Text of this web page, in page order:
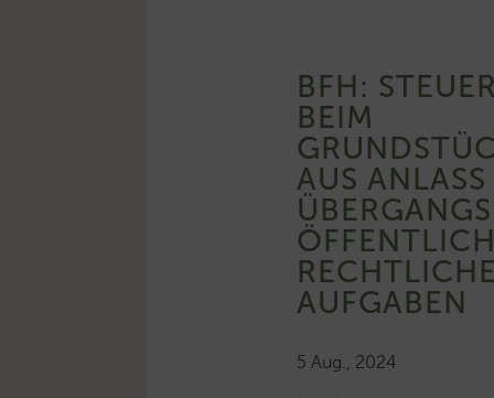
BFH:
BEIM
AUS ANLASS
AUFGABEN
5 Aug., 2024